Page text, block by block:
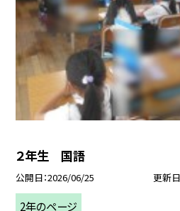
２年生 国語
公開日 2026/06/25 更新日
2年のページ